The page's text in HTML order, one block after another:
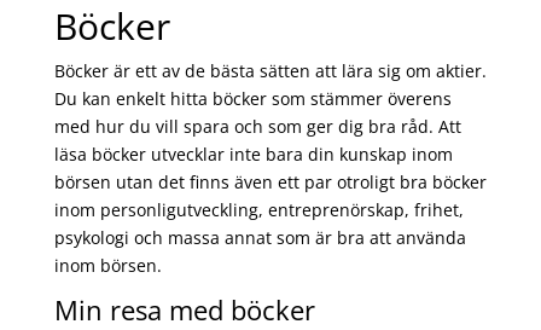
Böcker
Böcker är ett av de bästa sätten att lära sig om aktier.
Du kan enkelt hitta böcker som stämmer överens
med hur du vill spara och som ger dig bra råd. Att
läsa böcker utvecklar inte bara din kunskap inom
börsen utan det finns även ett par otroligt bra böcker
inom personligutveckling, entreprenörskap, frihet,
psykologi och massa annat som är bra att använda
inom börsen.
Min resa med böcker